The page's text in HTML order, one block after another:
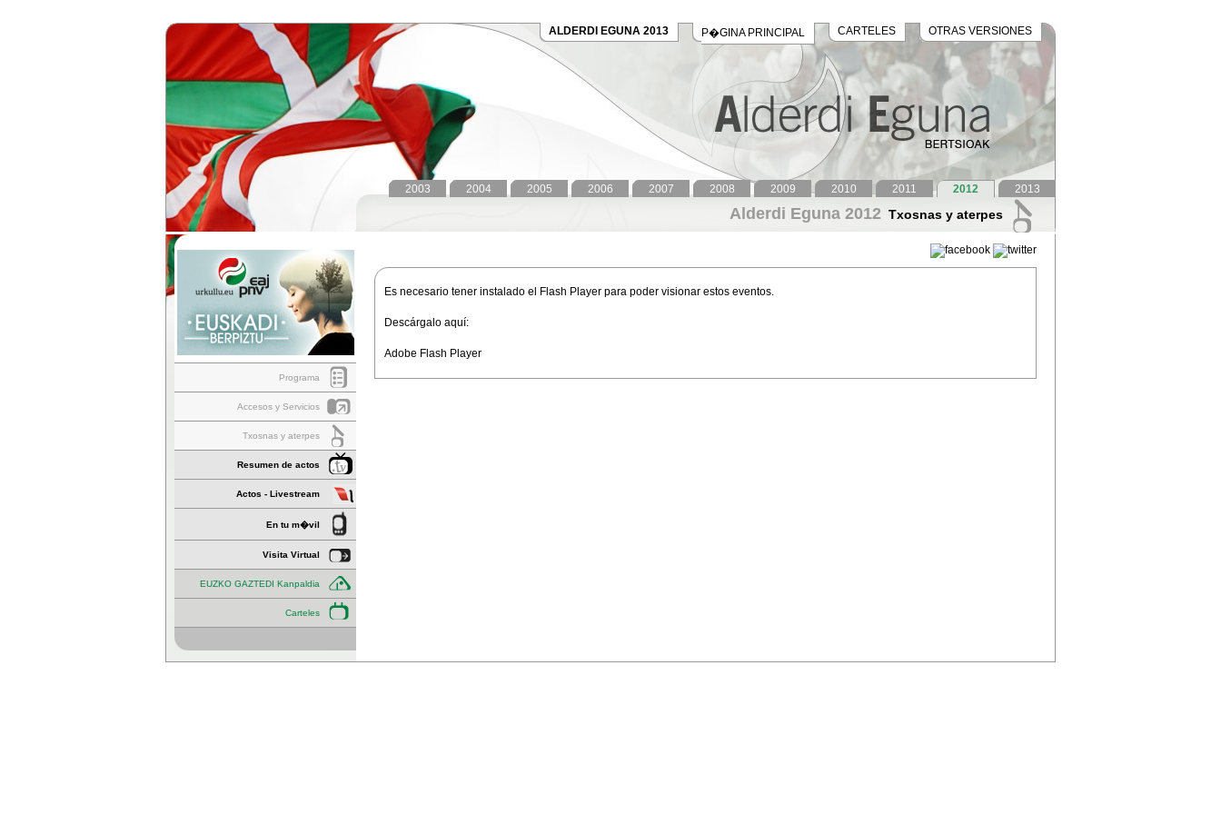
OTRAS VERSIONES
CARTELES
P�GINA PRINCIPAL
ALDERDI EGUNA 2013
2013
2012
2011
2010
2009
2008
2007
2006
2005
2004
2003
Alderdi Eguna 2012 Txosnas y aterpes
Programa
Accesos y Servicios
Txosnas y aterpes
Resumen de actos
Actos - Livestream
En tu m�vil
Visita Virtual
EUZKO GAZTEDI Kanpaldia
Carteles
Es necesario tener instalado el Flash Player para poder visionar estos eventos.
Descárgalo aquí:
Adobe Flash Player